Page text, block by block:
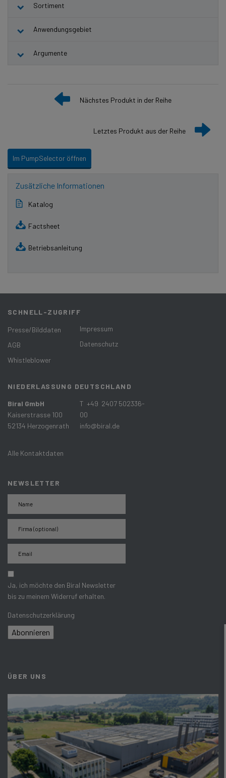
Sortiment
Anwendungsgebiet
Argumente
Nächstes Produkt in der Reihe
Letztes Produkt aus der Reihe
Im PumpSelector öffnen
Zusätzliche Informationen
Katalog
Factsheet
Betriebsanleitung
SCHNELL-ZUGRIFF
Presse/Bilddaten
AGB
Whistleblower
Impressum
Datenschutz
NIEDERLASSUNG DEUTSCHLAND
Biral GmbH
Kaiserstrasse 100
52134 Herzogenrath
Alle Kontaktdaten
T +49 2407 502336-
00
info@biral.de
NEWSLETTER
Ja, ich möchte den Biral Newsletter
bis zu meinem Widerruf erhalten.
Datenschutzerklärung
Abonnieren
ÜBER UNS